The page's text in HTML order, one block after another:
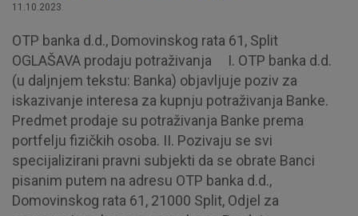
11.10.2023.
OTP banka d.d., Domovinskog rata 61, Split
OGLAŠAVA prodaju potraživanja I. OTP banka d.d.
(u daljnjem tekstu: Banka) objavljuje poziv za
iskazivanje interesa za kupnju potraživanja Banke.
Predmet prodaje su potraživanja Banke prema
portfelju fizičkih osoba. II. Pozivaju se svi
specijalizirani pravni subjekti da se obrate Banci
pisanim putem na adresu OTP banka d.d.,
Domovinskog rata 61, 21000 Split, Odjel za